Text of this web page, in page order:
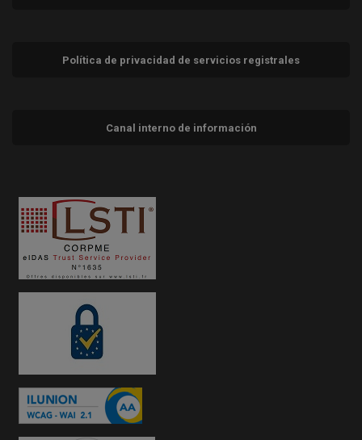
Política de privacidad de servicios registrales
Canal interno de información